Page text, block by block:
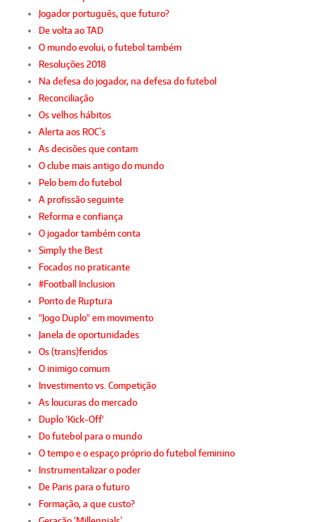
Jogador português, que futuro?
De volta ao TAD
O mundo evolui, o futebol também
Resoluções 2018
Na defesa do jogador, na defesa do futebol
Reconciliação
Os velhos hábitos
Alerta aos ROC`s
As decisões que contam
O clube mais antigo do mundo
Pelo bem do futebol
A profissão seguinte
Reforma e confiança
O jogador também conta
Simply the Best
Focados no praticante
#Football Inclusion
Ponto de Ruptura
"Jogo Duplo" em movimento
Janela de oportunidades
Os (trans)feridos
O inimigo comum
Investimento vs. Competição
As loucuras do mercado
Duplo 'Kick-Off'
Do futebol para o mundo
O tempo e o espaço próprio do futebol feminino
Instrumentalizar o poder
De Paris para o futuro
Formação, a que custo?